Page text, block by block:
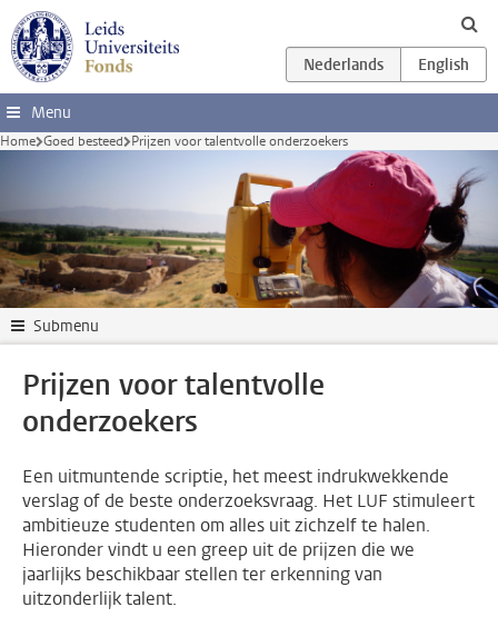
Ga direct naar de inhoud
Menu
Home Goed besteed Prijzen voor talentvolle onderzoekers
Submenu
Prijzen voor talentvolle
onderzoekers
Een uitmuntende scriptie, het meest indrukwekkende
verslag of de beste onderzoeksvraag. Het LUF stimuleert
ambitieuze studenten om alles uit zichzelf te halen.
Hieronder vindt u een greep uit de prijzen die we
jaarlijks beschikbaar stellen ter erkenning van
uitzonderlijk talent.